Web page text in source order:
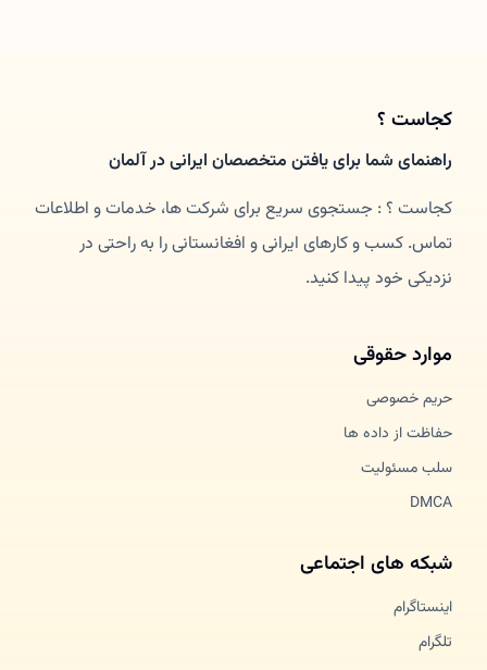
کجاست ؟
راهنمای شما برای یافتن متخصصان ایرانی در آلمان
کجاست ؟ : جستجوی سریع برای شرکت ها، خدمات و اطلاعات
تماس. کسب و کارهای ایرانی و افغانستانی را به راحتی در
نزدیکی خود پیدا کنید.
موارد حقوقی
حریم خصوصی
حفاظت از داده ها
سلب مسئولیت
DMCA
شبکه های اجتماعی
اینستاگرام
تلگرام